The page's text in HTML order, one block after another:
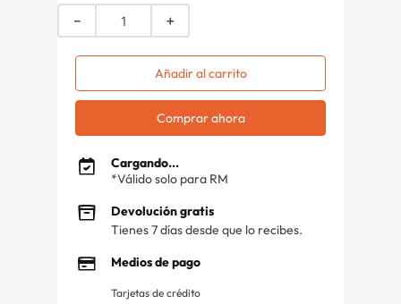
＋
－
Añadir al carrito
Comprar ahora
Cargando...
*Válido solo para RM
Devolución gratis
Tienes 7 días desde que lo recibes.
Medios de pago
Tarjetas de crédito